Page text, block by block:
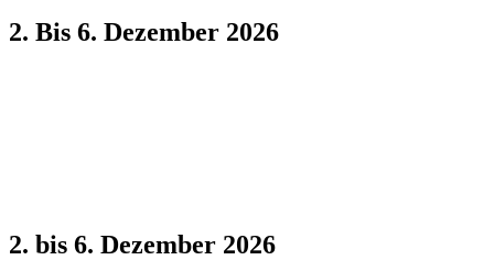
2. Bis 6. Dezember 2026
2. bis 6. Dezember 2026